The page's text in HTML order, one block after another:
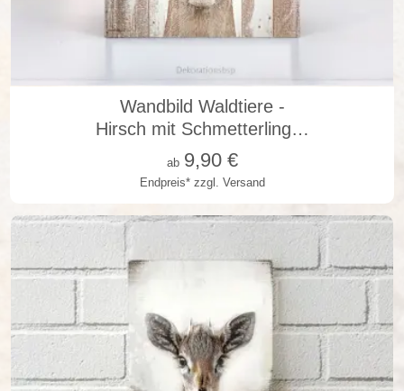
in vielen Varianten
Wandbild Waldtiere -
Hirsch mit Schmetterling…
Endpreis* zzgl. Versand
ab 9,90€